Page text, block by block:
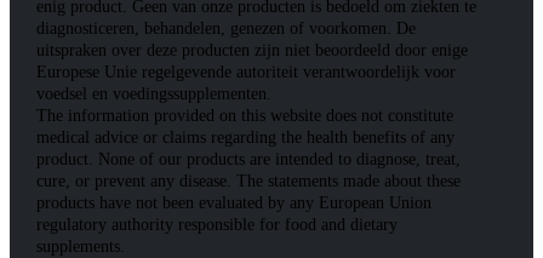
enig product. Geen van onze producten is bedoeld om ziekten te
diagnosticeren, behandelen, genezen of voorkomen. De
uitspraken over deze producten zijn niet beoordeeld door enige
Europese Unie regelgevende autoriteit verantwoordelijk voor
voedsel en voedingssupplementen.
The information provided on this website does not constitute
medical advice or claims regarding the health benefits of any
product. None of our products are intended to diagnose, treat,
cure, or prevent any disease. The statements made about these
products have not been evaluated by any European Union
regulatory authority responsible for food and dietary
supplements.